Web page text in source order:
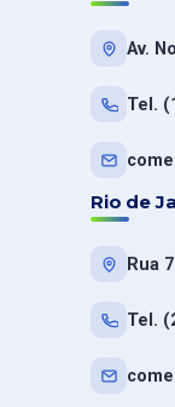
Av.
Tel.
Rio de
Rua
Tel.